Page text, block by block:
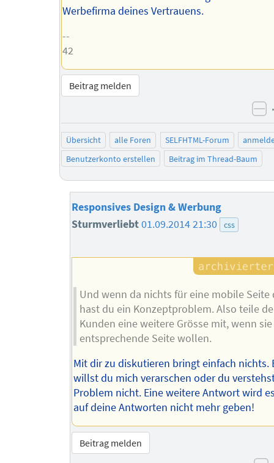
Werbefirma deines Vertrauens.
--
42
Beitrag melden
Übersicht alle Foren SELFHTML-Forum
Benutzerkonto erstellen
Beitrag im Thread-Baum
Responsives Design & Werbung
Sturmverliebt01.09.2014 21:30 css
Und wenn da nichts für eine mobile Seite
hast du ein Konzeptproblem. Also teile
Kunden eine weitere Grösse mit, wenn
entsprechende Seite wollen.
Mit dir zu diskutieren bringt einfach nichts.
willst du mich verarschen oder du
Problem nicht. Eine weitere Antwort wird
auf deine Antworten nicht mehr geben!
Beitrag melden